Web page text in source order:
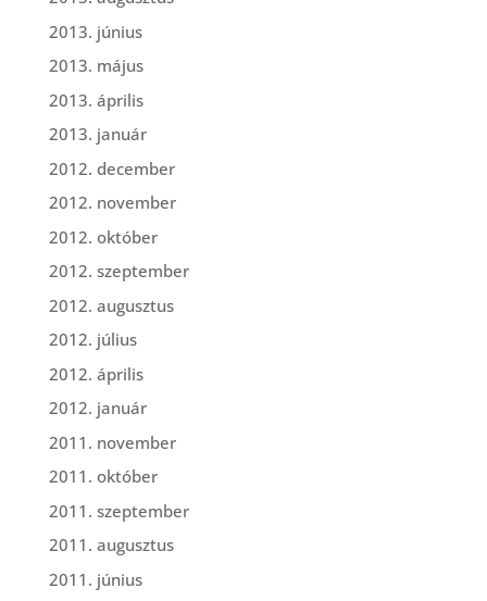
2013. június
2013. május
2013. április
2013. január
2012. december
2012. november
2012. október
2012. szeptember
2012. augusztus
2012. július
2012. április
2012. január
2011. november
2011. október
2011. szeptember
2011. augusztus
2011. június